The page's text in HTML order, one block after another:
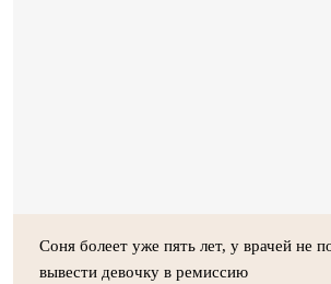
Соня болеет уже пять лет, у врачей не
вывести девочку в ремиссию